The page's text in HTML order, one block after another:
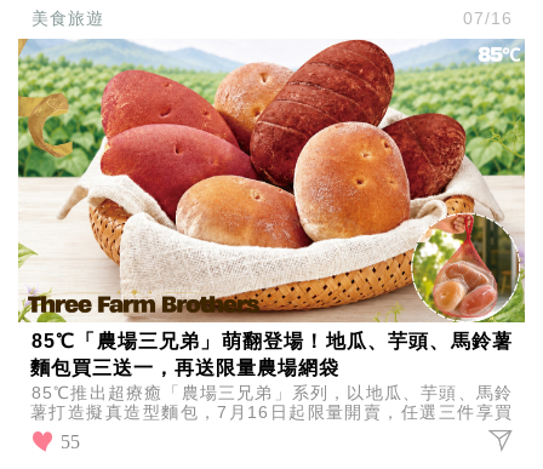
美食旅遊 07/16
85℃「農場三兄弟」萌翻登場！地瓜、芋頭、馬鈴薯
麵包買三送一，再送限量農場網袋
85℃推出超療癒「農場三兄弟」系列，以地瓜、芋頭、馬鈴
薯打造擬真造型麵包，7月16日起限量開賣，任選三件享買
三送一，再送限量農場網袋，可愛又好拍。
55